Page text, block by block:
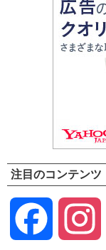
注目のコンテンツ
Facebook